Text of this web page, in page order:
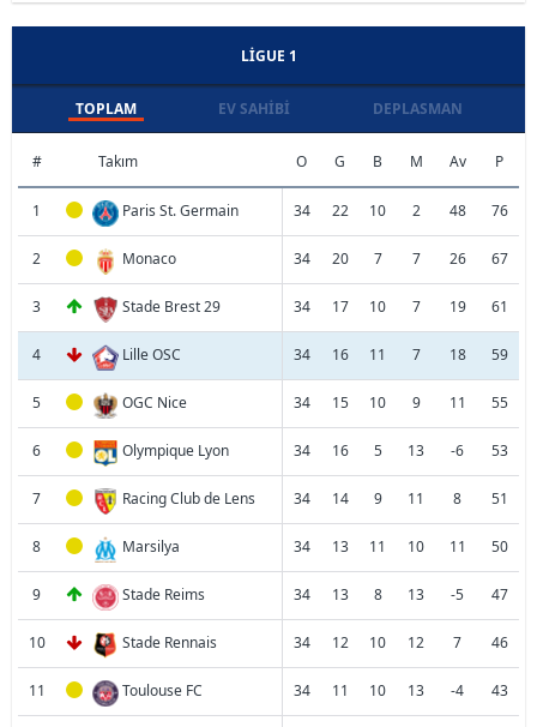
LIGUE 1
TOPLAM EV SAHIBI DEPLASMAN
# Takım O G B M Av P
1 Paris St. Germain 34 22 10 2 48 76
2 Monaco 34 20 7 7 26 67
3 Stade Brest 29 34 17 10 7 19 61
4 Lille OSC 34 16 11 7 18 59
5 OGC Nice 34 15 10 9 11 55
6 Olympique Lyon 34 16 5 13 -6 53
7 Racing Club de Lens 34 14 9 11 8 51
8 Marsilya 34 13 11 10 11 50
9 Stade Reims 34 13 8 13 -5 47
10 Stade Rennais 34 12 10 12 7 46
11 Toulouse FC 34 11 10 13 -4 43